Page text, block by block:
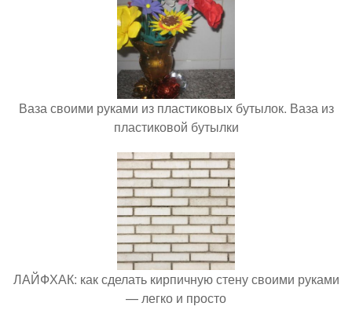
Ваза своими руками из пластиковых бутылок. Ваза из
пластиковой бутылки
ЛАЙФХАК: как сделать кирпичную стену своими руками
— легко и просто